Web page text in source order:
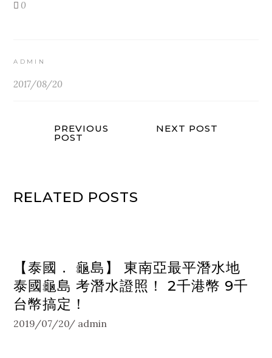
0
ADMIN
2017/08/20
PREVIOUS
POST
NEXT POST
RELATED POSTS
【泰國． 龜島】 東南亞最平潛水地
泰國龜島 考潛水證照！ 2千港幣 9千
台幣搞定！
2019/07/20 admin